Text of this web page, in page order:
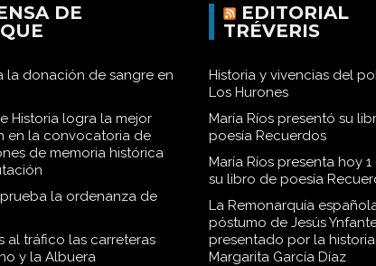
DE
la donación de sangre en
Historia logra la mejor
en la convocatoria de
de memoria histórica
la ordenanza de
al tráfico las carreteras
y la Albuera
EDITORIAL
TRÉVERIS
Historia y vivencias del
Los Hurones
María Ríos presentó su
poesía Recuerdos
María Ríos presenta hoy
su libro de poesía
La Remonarquía
póstumo de Jesús
presentado por la
Margarita García Díaz